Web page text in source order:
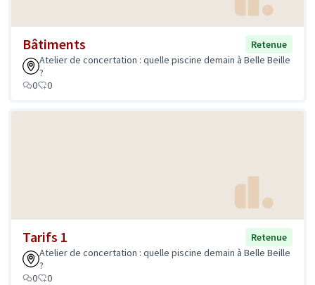
Bâtiments
Retenue
Atelier de concertation : quelle piscine demain à Belle Beille
?
0
0
Tarifs 1
Retenue
Atelier de concertation : quelle piscine demain à Belle Beille
?
0
0